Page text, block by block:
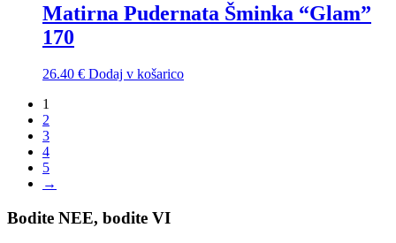
Matirna Pudernata Šminka “Glam”
170
26.40 € Dodaj v košarico
1
2
3
4
5
→
Bodite NEE, bodite VI